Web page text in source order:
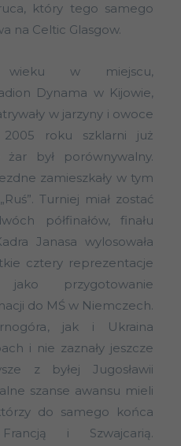
który tego samego
na Celtic Glasgow.
w miejscu,
Dynama w Kijowie,
w jarzyny i owoce
roku szklarni już
był porównywalny.
zamieszkały w tym
Turniej miał zostać
półfinałów, finału
Janasa wylosowała
cztery reprezentacje
jako przygotowanie
do MŚ w Niemczech.
jak i Ukraina
i nie zaznały jeszcze
z byłej Jugosławii
szanse awansu mieli
do samego końca
i Szwajcarią.